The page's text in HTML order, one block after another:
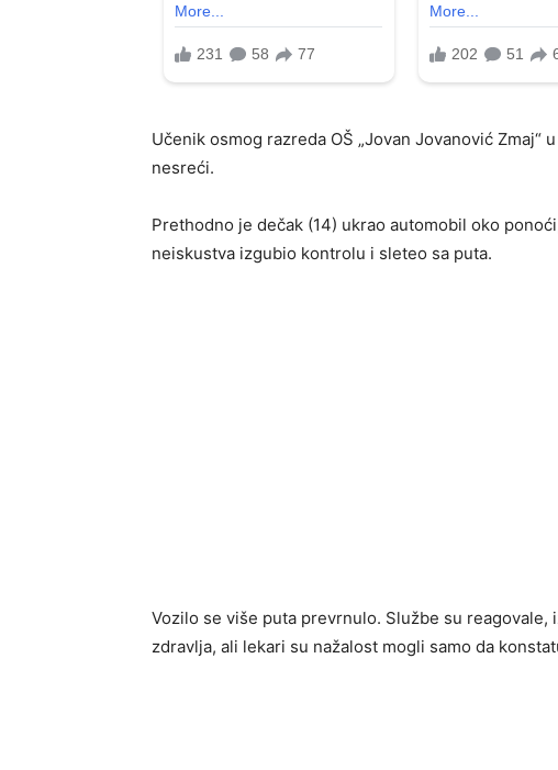
Učenik osmog razreda OŠ „Jovan Jovanović Zmaj“
nesreći.
Prethodno je dečak (14) ukrao automobil oko
neiskustva izgubio kontrolu i sleteo sa puta.
Vozilo se više puta prevrnulo. Službe su reagovale,
zdravlja, ali lekari su nažalost mogli samo da